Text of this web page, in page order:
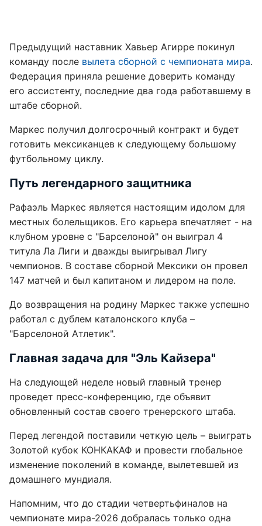
Предыдущий наставник Хавьер Агирре покинул
команду после вылета сборной с чемпионата мира.
Федерация приняла решение доверить команду
его ассистенту, последние два года работавшему в
штабе сборной.
Маркес получил долгосрочный контракт и будет
готовить мексиканцев к следующему большому
футбольному циклу.
Путь легендарного защитника
Рафаэль Маркес является настоящим идолом для
местных болельщиков. Его карьера впечатляет - на
клубном уровне с "Барселоной" он выиграл 4
титула Ла Лиги и дважды выигрывал Лигу
чемпионов. В составе сборной Мексики он провел
147 матчей и был капитаном и лидером на поле.
До возвращения на родину Маркес также успешно
работал с дублем каталонского клуба –
"Барселоной Атлетик".
Главная задача для "Эль Кайзера"
На следующей неделе новый главный тренер
проведет пресс-конференцию, где объявит
обновленный состав своего тренерского штаба.
Перед легендой поставили четкую цель – выиграть
Золотой кубок КОНКАКАФ и провести глобальное
изменение поколений в команде, вылетевшей из
домашнего мундиаля.
Напомним, что до стадии четвертьфиналов на
чемпионате мира-2026 добралась только одна